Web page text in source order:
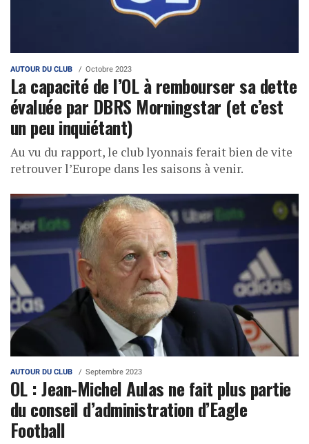
AUTOUR DU CLUB Octobre 2023
La capacité de l’OL à rembourser sa dette
évaluée par DBRS Morningstar (et c’est
un peu inquiétant)
Au vu du rapport, le club lyonnais ferait bien de vite
retrouver l’Europe dans les saisons à venir.
AUTOUR DU CLUB Septembre 2023
OL : Jean-Michel Aulas ne fait plus partie
du conseil d’administration d’Eagle
Football